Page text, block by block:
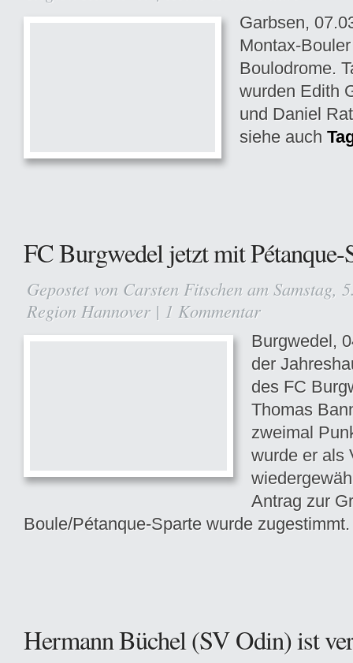
Garbsen,
Montax-
Boulodrome.
wurden Edith
und Daniel
siehe auch
FC Burgwedel jetzt mit Pétanque-
Gepostet von Carsten Fitschen am Samstag,
Region Hannover | 1 Kommentar
Burgwedel,
der
des FC
Thomas
zweimal
wurde er als
Antrag zur
Boule/Pétanque-Sparte wurde zugestimmt.
Hermann Büchel (SV Odin) ist